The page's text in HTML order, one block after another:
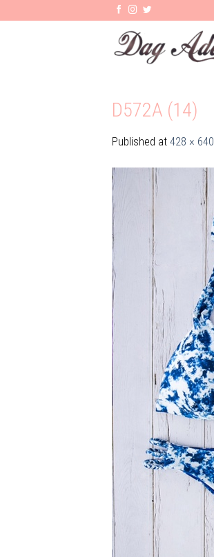
D572A (14)
Published at 428 × 640